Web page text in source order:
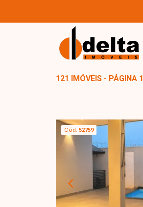
121 IMÓVEIS - PÁGINA 1
Cód. 52759